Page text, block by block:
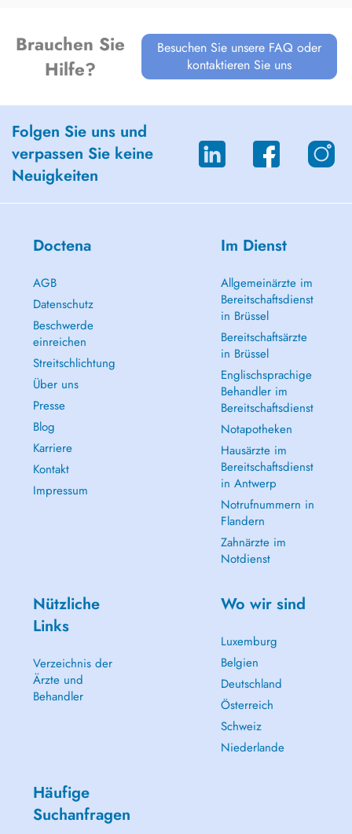
Brauchen Sie
Hilfe?
Besuchen Sie unsere FAQ oder
kontaktieren Sie uns
Folgen Sie uns und
verpassen Sie keine
Neuigkeiten
Doctena
AGB
Datenschutz
Beschwerde
einreichen
Streitschlichtung
Über uns
Presse
Blog
Karriere
Kontakt
Impressum
Im Dienst
Allgemeinärzte im
Bereitschaftsdienst
in Brüssel
Bereitschaftsärzte
in Brüssel
Englischsprachige
Behandler im
Bereitschaftsdienst
Notapotheken
Hausärzte im
Bereitschaftsdienst
in Antwerp
Notrufnummern in
Flandern
Zahnärzte im
Notdienst
Nützliche
Links
Verzeichnis der
Ärzte und
Behandler
Wo wir sind
Luxemburg
Belgien
Deutschland
Österreich
Schweiz
Niederlande
Häufige
Suchanfragen